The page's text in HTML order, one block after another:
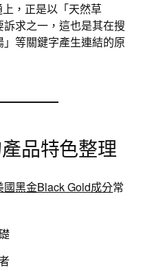
，正是以「天然草
求之一，這也是其在搜
等關鍵字產生連結的原
品特色整理
國黑金Black Gold成分常